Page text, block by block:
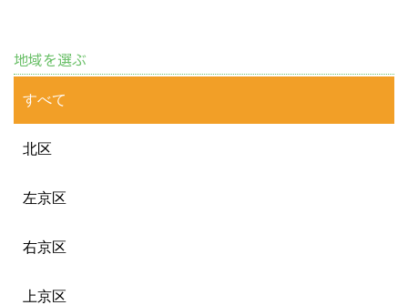
地域を選ぶ
すべて
北区
左京区
右京区
上京区